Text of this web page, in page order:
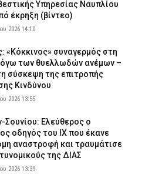
«Red Code» η Αττική και
κινητοποίηση ο κρατικός
Υπηρεσίας Ναυπλίου
έκρηξη (βίντεο)
2026 14:10
«Κόκκινος» συναγερμός στη
των θυελλωδών ανέμων –
σύσκεψη της επιτροπής
Κινδύνου
2026 13:55
Σουνίου: Ελεύθερος ο
οδηγός του ΙΧ που έκανε
αναστροφή και τραυμάτισε
της ΔΙΑΣ
2026 13:39